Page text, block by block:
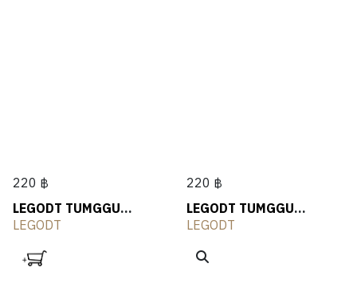
220 ฿
LEGODT TUMGGU
Acrylic Flower
LEGODT
220 ฿
LEGODT TUMGGU
Acrylic Heart
LEGODT